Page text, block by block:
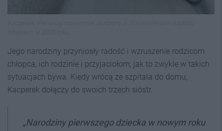
Jego narodziny przyniosły radość i wzruszenie rodzicom
chłopca, ich rodzinie i przyjaciołom, jak to zwykle w takich
sytuacjach bywa. Kiedy wrócą ze szpitala do domu,
Kacperek dołączy do swoich trzech sióstr.
„Narodziny pierwszego dziecka w nowym roku